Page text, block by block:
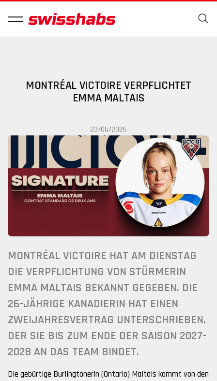
MONTRÉAL VICTOIRE VERPFLICHTET
EMMA MALTAIS
23/06/2026
MONTRÉAL VICTOIRE HAT AM DIENSTAG
DIE VERPFLICHTUNG VON STÜRMERIN
EMMA MALTAIS BEKANNT GEGEBEN. DIE
26-JÄHRIGE KANADIERIN HAT EINEN
ZWEIJAHRESVERTRAG UNTERSCHRIEBEN,
DER SIE BIS ZUM ENDE DER SAISON 2027-
2028 AN DAS TEAM BINDET.
Die gebürtige Burlingtonerin (Ontario) Maltais kommt von den